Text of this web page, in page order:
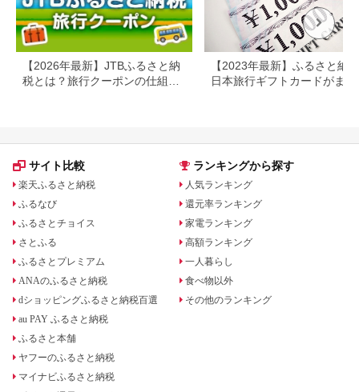
【2026年最新】JTBふるさと納
税とは？旅行クーポンの仕組
【2023年最新】ふるさと納
日本旅行ギフトカードがまだ
サイト比較
楽天ふるさと納税
ふるなび
ふるさとチョイス
さとふる
ふるさとプレミアム
ANAのふるさと納税
dショッピングふるさと納税百選
au PAY ふるさと納税
ふるさと本舗
ヤフーのふるさと納税
マイナビふるさと納税
ランキングから探す
人気ランキング
還元率ランキング
家電ランキング
高額ランキング
一人暮らし
食べ物以外
その他のランキング